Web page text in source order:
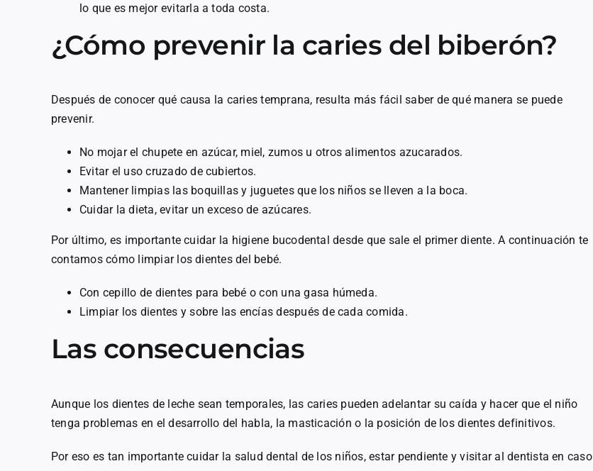
lo que es mejor evitarla a toda costa.
¿Cómo prevenir la caries del biberón?
Después de conocer qué causa la caries temprana, resulta más fácil saber de qué manera se puede
prevenir.
No mojar el chupete en azúcar, miel, zumos u otros alimentos azucarados.
Evitar el uso cruzado de cubiertos.
Mantener limpias las boquillas y juguetes que los niños se lleven a la boca.
Cuidar la dieta, evitar un exceso de azúcares.
Por último, es importante cuidar la higiene bucodental desde que sale el primer diente. A continuación te
contamos cómo limpiar los dientes del bebé.
Con cepillo de dientes para bebé o con una gasa húmeda.
Limpiar los dientes y sobre las encías después de cada comida.
Las consecuencias
Aunque los dientes de leche sean temporales, las caries pueden adelantar su caída y hacer que el niño
tenga problemas en el desarrollo del habla, la masticación o la posición de los dientes definitivos.
Por eso es tan importante cuidar la salud dental de los niños, estar pendiente y visitar al dentista en caso